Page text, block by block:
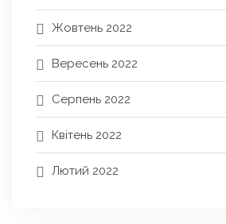
Жовтень 2022
Вересень 2022
Серпень 2022
Квітень 2022
Лютий 2022